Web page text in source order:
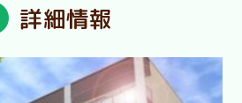
詳細情報